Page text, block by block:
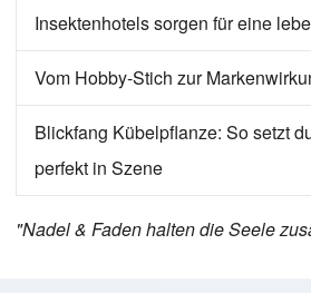
Insektenhotels sorgen für eine
Vom Hobby-Stich zur
Blickfang Kübelpflanze: So setzt
perfekt in Szene
"Nadel & Faden halten die Seele